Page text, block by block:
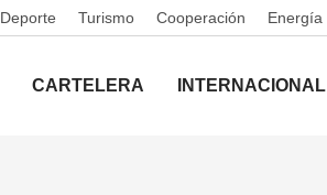
Deporte Turismo Cooperación Energía
CARTELERA INTERNACIONAL